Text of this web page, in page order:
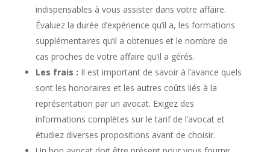
indispensables à vous assister dans votre affaire.
Évaluez la durée d’expérience qu’il a, les formations
supplémentaires qu’il a obtenues et le nombre de
cas proches de votre affaire qu’il a gérés.
Les frais : Il est important de savoir à l’avance quels
sont les honoraires et les autres coûts liés à la
représentation par un avocat. Exigez des
informations complètes sur le tarif de l’avocat et
étudiez diverses propositions avant de choisir.